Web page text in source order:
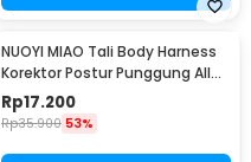
NUOYI MIAO Tali Body Harness
Korektor Postur Punggung All
Size - NY-15
Rp17.200
Rp35.900 53%